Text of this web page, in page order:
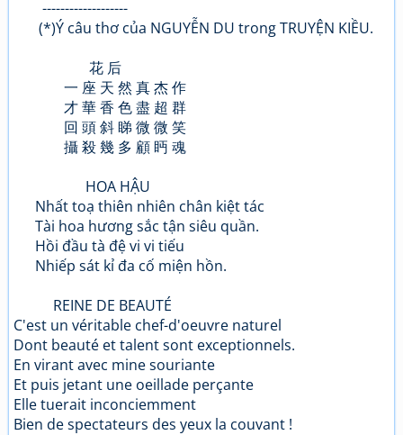
-------------------
(*)Ý câu thơ của NGUYỄN DU trong TRUYỆN KIỀU.
花 后
一 座 天 然 真 杰 作
才 華 香 色 盡 超 群
回 頭 斜 睇 微 微 笑
攝 殺 幾 多 顧 眄 魂
HOA HẬU
Nhất toạ thiên nhiên chân kiệt tác
Tài hoa hương sắc tận siêu quần.
Hồi đầu tà đệ vi vi tiếu
Nhiếp sát kỉ đa cố miện hồn.
REINE DE BEAUTÉ
C'est un véritable chef-d'oeuvre naturel
Dont beauté et talent sont exceptionnels.
En virant avec mine souriante
Et puis jetant une oeillade perçante
Elle tuerait inconciemment
Bien de spectateurs des yeux la couvant !